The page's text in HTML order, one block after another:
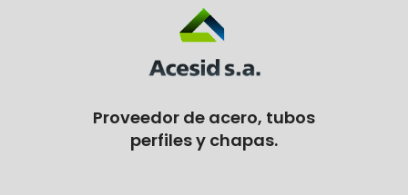
Proveedor de acero, tubos
perfiles y chapas.